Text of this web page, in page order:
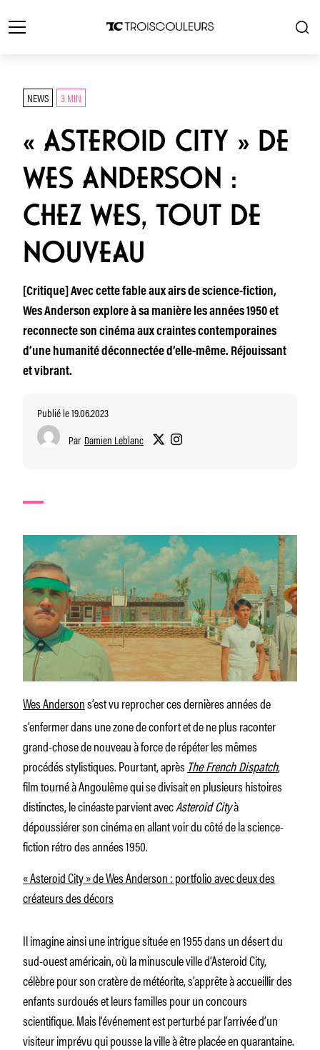
NEWS 3 MIN
« ASTEROID CITY » DE
WES ANDERSON :
CHEZ WES, TOUT DE
NOUVEAU
[Critique] Avec cette fable aux airs de science-fiction,
Wes Anderson explore à sa manière les années 1950 et
reconnecte son cinéma aux craintes contemporaines
d’une humanité déconnectée d’elle-même. Réjouissant
et vibrant.
Publié le 19.06.2023
Par Damien Leblanc
Wes Andersons’est vu reprocher ces dernières années de
s’enfermer dans une zone de confort et de ne plus raconter
grand-chose de nouveau à force de répéter les mêmes
procédés stylistiques. Pourtant, après The French Dispatch,
film tourné à Angoulême qui se divisait en plusieurs histoires
distinctes, le cinéaste parvient avecAsteroid Cityà
dépoussiérer son cinéma en allant voir du côté de la science-
fiction rétro des années 1950.
« Asteroid City » de Wes Anderson : portfolio avec deux des
créateurs des décors
Il imagine ainsi une intrigue située en 1955 dans un désert du
sud-ouest américain, où la minuscule ville d’Asteroid City,
célèbre pour son cratère de météorite, s’apprête à accueillir des
enfants surdoués et leurs familles pour un concours
scientifique. Mais l’événement est perturbé par l’arrivée d’un
visiteur imprévu qui pousse la ville à être placée en quarantaine.